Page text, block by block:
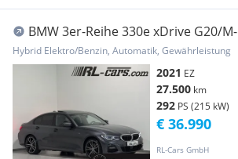
BMW 3er-Reihe 330e xDrive G20/M-
Sport/Schiebedach/HEAD-UP/Har...
Hybrid Elektro/Benzin, Automatik, Gewährleistung
2021 EZ
27.500 km
292 PS (215 kW)
RL-Cars GmbH
€ 36.990